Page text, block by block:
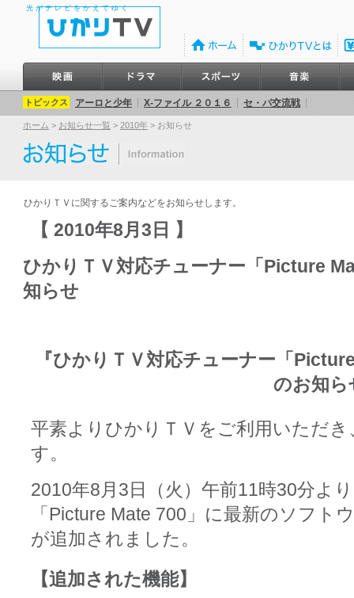
光がテレビをかえてゆく
トピックス アーロと少年 X-ファイル ２０１６ セ・パ交流戦
ホーム > お知らせ一覧 > 2010年 > お知らせ
ひかりＴＶに関するご案内などをお知らせします。
【 2010年8月3日 】
ひかりＴＶ対応チューナー「Picture
知らせ
『ひかりＴＶ対応チューナー「
のお知ら
平素よりひかりＴＶをご利用いただ
す。
2010年8月3日（火）午前11時30分よ
「Picture Mate 700」に最新のソフト
が追加されました。
【追加された機能】